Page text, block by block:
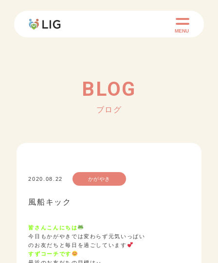
MENU
BLOG
ブログ
2020.08.22 かがやき
風船キック
皆さんこんにちは
今日もかがやきでは変わらず元気いっぱい
のお友だちと毎日を過ごしています
すずコーチです